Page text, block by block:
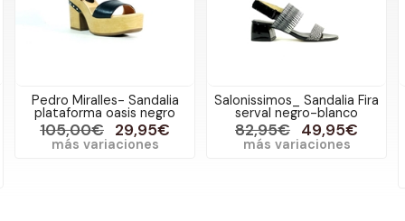
Pedro Miralles- Sandalia
plataforma oasis negro
105,00€ 29,95€
más variaciones
Salonissimos_ Sandalia Fira
serval negro-blanco
82,95€ 49,95€
más variaciones